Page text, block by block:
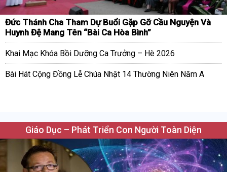
Đức Thánh Cha Tham Dự Buổi Gặp Gỡ Cầu Nguyện Và
Huynh Đệ Mang Tên “Bài Ca Hòa Bình”
Khai Mạc Khóa Bồi Dưỡng Ca Trưởng – Hè 2026
Bài Hát Cộng Đồng Lễ Chúa Nhật 14 Thường Niên Năm A
Giáo Dục – Phát Triển Con Người Toàn Diện